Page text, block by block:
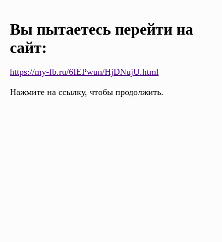
Вы пытаетесь перейти на
сайт:
https://my-fb.ru/6IEPwun/HjDNujU.html
Нажмите на ссылку, чтобы продолжить.